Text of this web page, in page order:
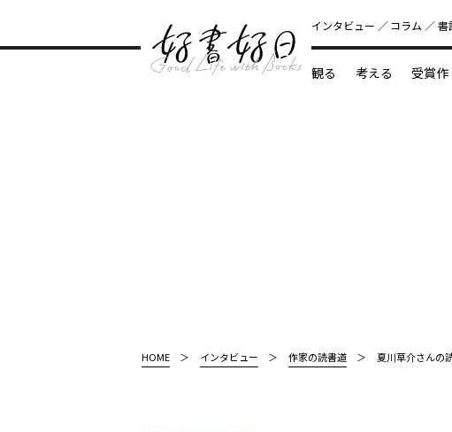
インタビュー コラム 書
観る 考える 受賞作
HOME インタビュー 作家の読書道 夏川草介さんの